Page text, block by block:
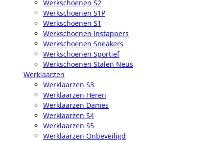
Werkschoenen S2
Werkschoenen S1P
Werkschoenen S1
Werkschoenen Instappers
Werkschoenen Sneakers
Werkschoenen Sportief
Werkschoenen Stalen Neus
Werklaarzen
Werklaarzen S3
Werklaarzen Heren
Werklaarzen Dames
Werklaarzen S4
Werklaarzen S5
Werklaarzen Onbeveiligd